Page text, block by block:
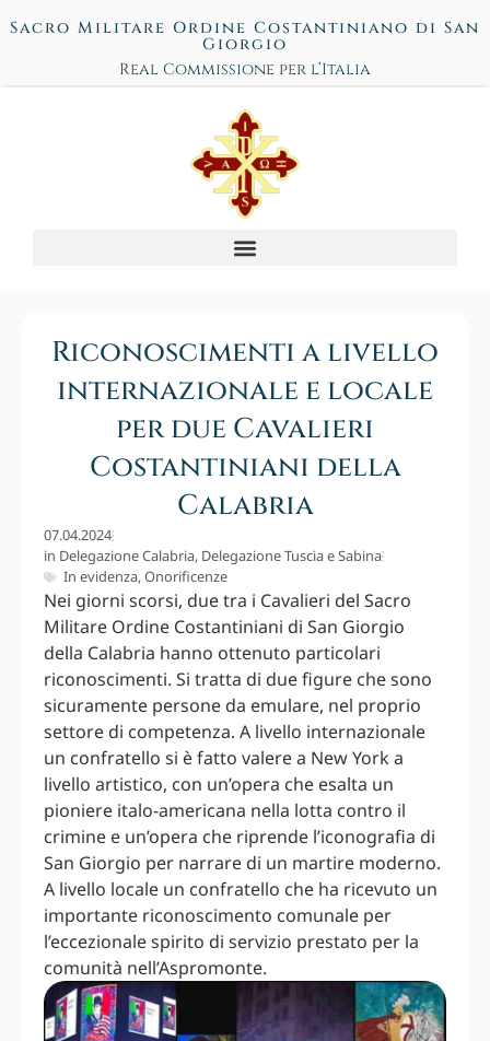
Sacro Militare Ordine Costantiniano di San
Giorgio
Real Commissione per l’Italia
Riconoscimenti a livello
internazionale e locale
per due Cavalieri
Costantiniani della
Calabria
07.04.2024
in Delegazione Calabria, Delegazione Tuscia e Sabina
In evidenza,Onorificenze
Nei giorni scorsi, due tra i Cavalieri del Sacro
Militare Ordine Costantiniani di San Giorgio
della Calabria hanno ottenuto particolari
riconoscimenti. Si tratta di due figure che sono
sicuramente persone da emulare, nel proprio
settore di competenza. A livello internazionale
un confratello si è fatto valere a New York a
livello artistico, con un’opera che esalta un
pioniere italo-americana nella lotta contro il
crimine e un’opera che riprende l’iconografia di
San Giorgio per narrare di un martire moderno.
A livello locale un confratello che ha ricevuto un
importante riconoscimento comunale per
l’eccezionale spirito di servizio prestato per la
comunità nell’Aspromonte.